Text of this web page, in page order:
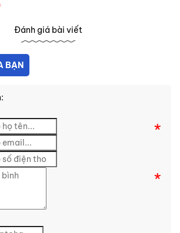
Đánh giá bài viết
BẠN
*
*